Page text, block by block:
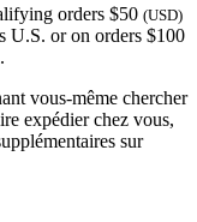
orders $50 (USD)
U.S. or on orders $100
vous-même chercher
expédier chez vous,
sur